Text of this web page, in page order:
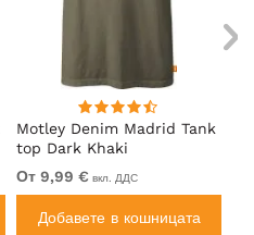
Motley Denim Madrid Tank
top Dark Khaki
От 9,99 € вкл. ДДС
Добавете в кошницата